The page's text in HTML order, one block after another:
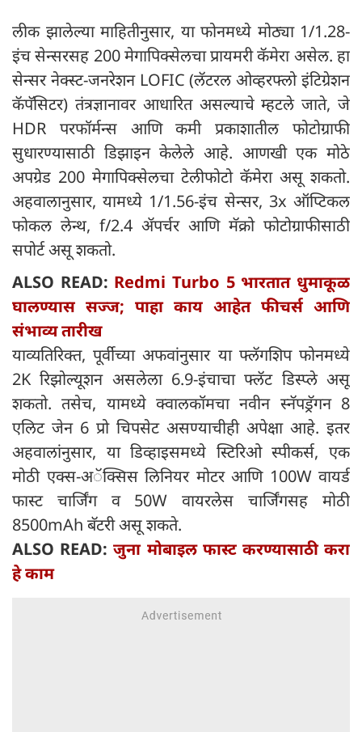
लीक झालेल्या माहितीनुसार, या फोनमध्ये मोठ्या 1/1.28-
इंच सेन्सरसह 200 मेगापिक्सेलचा प्रायमरी कॅमेरा असेल. हा
सेन्सर नेक्स्ट-जनरेशन LOFIC (लॅटरल ओव्हरफ्लो इंटिग्रेशन
कॅपॅसिटर) तंत्रज्ञानावर आधारित असल्याचे म्हटले जाते, जे
HDR परफॉर्मन्स आणि कमी प्रकाशातील फोटोग्राफी
सुधारण्यासाठी डिझाइन केलेले आहे. आणखी एक मोठे
अपग्रेड 200 मेगापिक्सेलचा टेलीफोटो कॅमेरा असू शकतो.
अहवालानुसार, यामध्ये 1/1.56-इंच सेन्सर, 3x ऑप्टिकल
फोकल लेन्थ, f/2.4 ॲपर्चर आणि मॅक्रो फोटोग्राफीसाठी
सपोर्ट असू शकतो.
ALSO READ: Redmi Turbo 5 भारतात धुमाकूळ
घालण्यास सज्ज; पाहा काय आहेत फीचर्स आणि
संभाव्य तारीख
याव्यतिरिक्त, पूर्वीच्या अफवांनुसार या फ्लॅगशिप फोनमध्ये
2K रिझोल्यूशन असलेला 6.9-इंचाचा फ्लॅट डिस्प्ले असू
शकतो. तसेच, यामध्ये क्वालकॉमचा नवीन स्नॅपड्रॅगन 8
एलिट जेन 6 प्रो चिपसेट असण्याचीही अपेक्षा आहे. इतर
अहवालांनुसार, या डिव्हाइसमध्ये स्टिरिओ स्पीकर्स, एक
मोठी एक्स-अॅक्सिस लिनियर मोटर आणि 100W वायर्ड
फास्ट चार्जिंग व 50W वायरलेस चार्जिंगसह मोठी
8500mAh बॅटरी असू शकते.
ALSO READ:जुना मोबाइल फास्ट करण्यासाठी करा
हे काम